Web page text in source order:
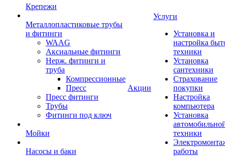
Крепежи
Металлопластиковые трубы
и фитинги
WAAG
Аксиальные фитинги
Нерж. фитинги и
труба
Компрессионные
Пресс
Пресс фитинги
Трубы
Фитинги под ключ
Мойки
Насосы и баки
Акции
Услуги
Установка и
настройка
техники
Установка
сантехники
Страхование
покупки
Настройка
компьютера
Установка
техники
работы